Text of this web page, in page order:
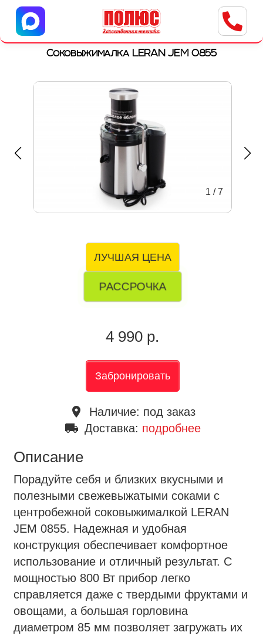
Центр бытовой техники
г. Ульяновск, ул. Пушкарева, 8a
Соковыжималка LERAN JEM 0855
1 /7
ЛУЧШАЯ ЦЕНА
РАССРОЧКА
4 990 р.
Забронировать
place Наличие: под заказ
local_shipping Доставка: подробнее
Описание
Порадуйте себя и близких вкусными и
полезными свежевыжатыми соками с
центробежной соковыжималкой LERAN
JEM 0855. Надежная и удобная
конструкция обеспечивает комфортное
использование и отличный результат. С
мощностью 800 Вт прибор легко
справляется даже с твердыми фруктами и
овощами, а большая горловина
диаметром 85 мм позволяет загружать их